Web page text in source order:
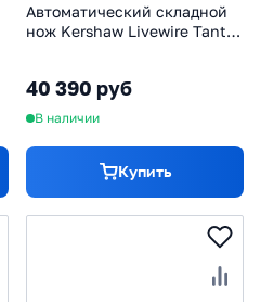
Автоматический складной
нож Kershaw Livewire Tanto,
40 390 руб
В наличии
Купить